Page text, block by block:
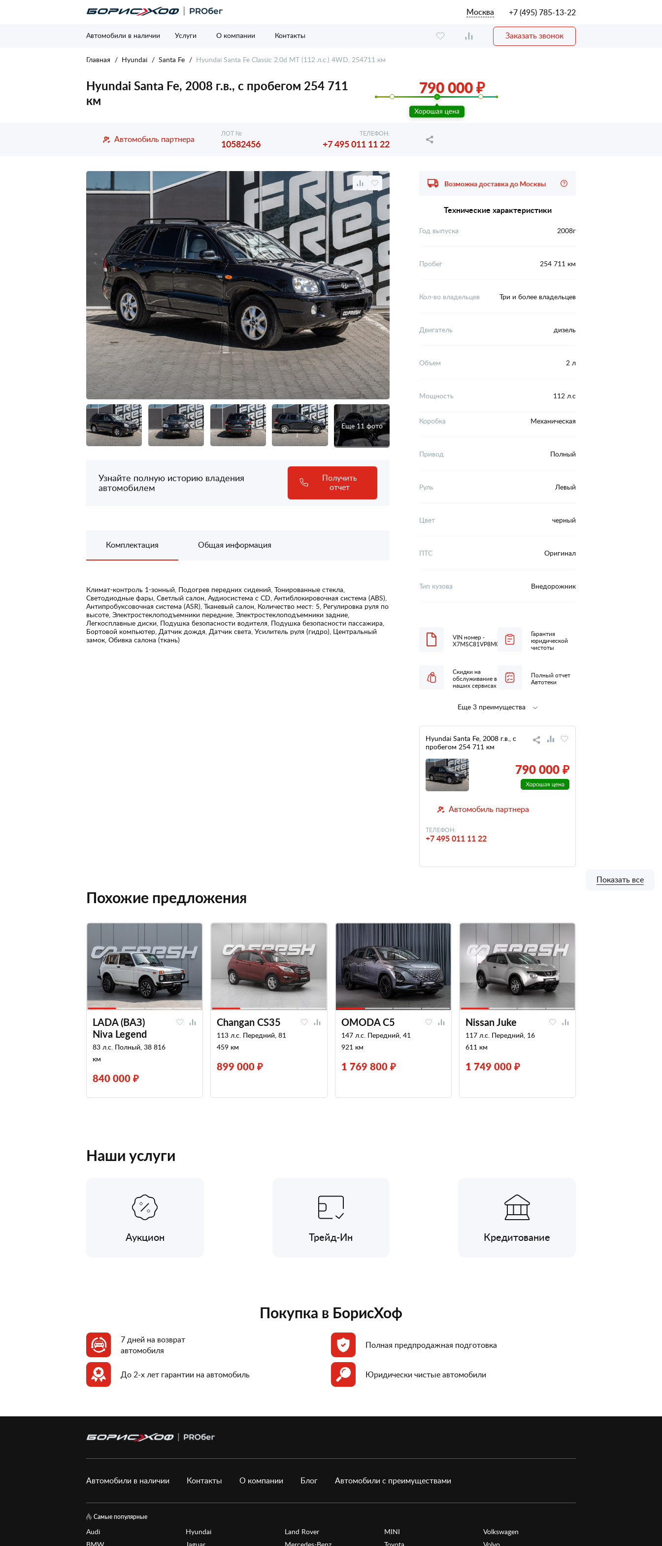
Москва +7 (495) 785-13-22
Автомобили в наличии Услуги О компании Контакты Заказать звонок
Главная Hyundai Santa Fe Hyundai Santa Fe Classic 2.0d MT (112 л.с.) 4WD, 254711 км
Hyundai Santa Fe, 2008 г.в., с пробегом 254 711
км
790 000 ₽
Автомобиль партнера
ЛОТ №
10582456
ТЕЛЕФОН:
+7 495 011 11 22
Еще 11 фото
Узнайте полную историю владения
автомобилем
Получить
отчет
Комплектация Общая информация
Климат-контроль 1-зонный, Подогрев передних сидений, Тонированные стекла,
Светодиодные фары, Светлый салон, Аудиосистема с CD, Антиблокировочная система (ABS),
Антипробуксовочная система (ASR), Тканевый салон, Количество мест: 5, Регулировка руля по
высоте, Электростеклоподъемники передние, Электростеклоподъемники задние,
Легкосплавные диски, Подушка безопасности водителя, Подушка безопасности пассажира,
Бортовой компьютер, Датчик дождя, Датчик света, Усилитель руля (гидро), Центральный
замок, Обивка салона (ткань)
Возможна доставка до Москвы
Технические характеристики
Год выпуска 2008г
Пробег 254 711 км
Кол-во владельцев Три и более владельцев
Двигатель дизель
Объем 2 л
Мощность 112 л.с
Коробка Механическая
Привод Полный
Руль Левый
Цвет черный
ПТС Оригинал
Тип кузова Внедорожник
VIN номер -
X7MSC81VP8M007272
Гарантия
юридической
чистоты
Скидки на
обслуживание в
наших сервисах
Полный отчет
Автотеки
Полная
низкий
налог
Еще 3 преимущества
Hyundai Santa Fe, 2008 г.в., с
пробегом 254 711 км
790 000 ₽
Автомобиль партнера
ТЕЛЕФОН:
+7 495 011 11 22
Похожие предложения
LADA (ВАЗ)
Niva Legend
83 л.с. Полный, 38 816
км
840 000 ₽
Changan CS35
113 л.с. Передний, 81
459 км
899 000 ₽
OMODA C5
147 л.с. Передний, 41
921 км
1 769 800 ₽
Nissan Juke
117 л.с. Передний, 16
611 км
1 749 000 ₽
Показать все
Наши услуги
Аукцион Трейд-Ин Кредитование
Покупка в БорисХоф
7 дней на возврат
автомобиля
Полная предпродажная подготовка
До 2-х лет гарантии на автомобиль Юридически чистые автомобили
Автомобили в наличии Контакты О компании Блог Автомобили с преимуществами
Самые популярные
Audi
Hyundai
Land Rover
MINI
Volkswagen